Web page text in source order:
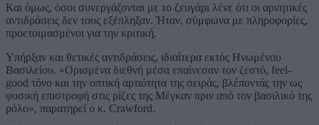
Και όμως, όσοι συνεργάζονται με το ζευγάρι λένε ότι οι αρνητικές
αντιδράσεις δεν τους εξέπληξαν. Ήταν, σύμφωνα με πληροφορίες,
προετοιμασμένοι για την κριτική.
Υπήρξαν και θετικές αντιδράσεις, ιδιαίτερα εκτός Ηνωμένου
Βασιλείου. «Ορισμένα διεθνή μέσα επαίνεσαν τον ζεστό, feel-
good τόνο και την οπτική αρτιότητα της σειράς, βλέποντάς την ως
φυσική επιστροφή στις ρίζες της Μέγκαν πριν από τον βασιλικό της
ρόλο», παρατηρεί ο κ. Crawford.